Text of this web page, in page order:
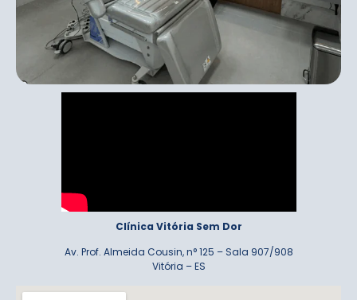
Clínica Vitória Sem Dor
Av. Prof. Almeida Cousin, n° 125 – Sala 907/908
Vitória – ES